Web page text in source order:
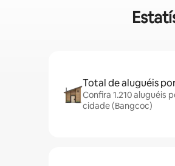
Total de aluguéis
Confira 1.210 aluguéis
cidade (Bangcoc)